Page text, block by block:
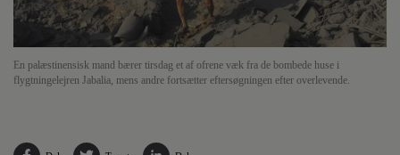
En palæstinensisk mand bærer tirsdag et af ofrene væk fra de bombede huse i
flygtningelejren Jabalia, mens andre fortsætter eftersøgningen efter overlevende.